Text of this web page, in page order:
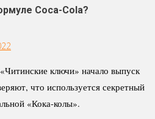
Coca-Cola?
ключи» начало выпуск
что используется секретный
«Кока-колы».